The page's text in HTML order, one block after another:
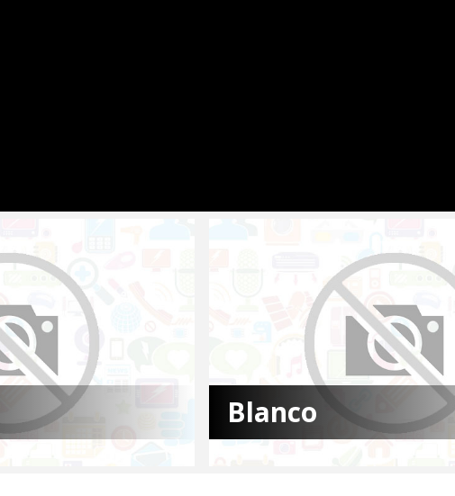
Blanco